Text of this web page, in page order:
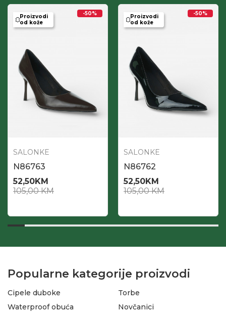
Proizvodi
od kože
-50%
SALONKE
N86763
52,50KM
105,00KM
Proizvodi
od kože
-50%
SALONKE
N86762
52,50KM
105,00KM
Popularne kategorije proizvodi
Cipele duboke
Waterproof obuća
Torbe
Novčanici